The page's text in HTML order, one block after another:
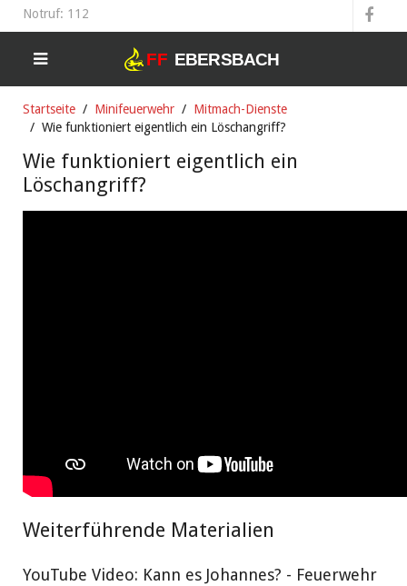
Notruf: 112
Startseite Minifeuerwehr
Mitmach-Dienste
Wie funktioniert eigentlich ein Löschangriff?
Wie funktioniert eigentlich ein
Löschangriff?
Weiterführende Materialien
YouTube Video: Kann es Johannes? - Feuerwehr